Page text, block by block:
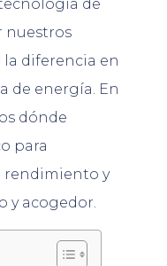
de
nuestros
la diferencia en
de energía. En
dónde
para
rendimiento y
y acogedor.